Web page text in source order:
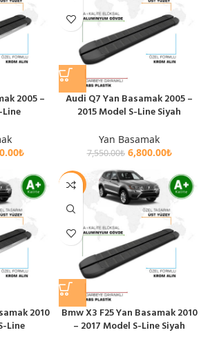
2005 –
Line
₺
Audi Q7 Yan Basamak 2005 –
2015 Model S-Line Siyah
Yan Basamak
7,550.00₺ 6,800.00₺
2010
Line
-10%
Bmw X3 F25 Yan Basamak 2010
– 2017 Model S-Line Siyah